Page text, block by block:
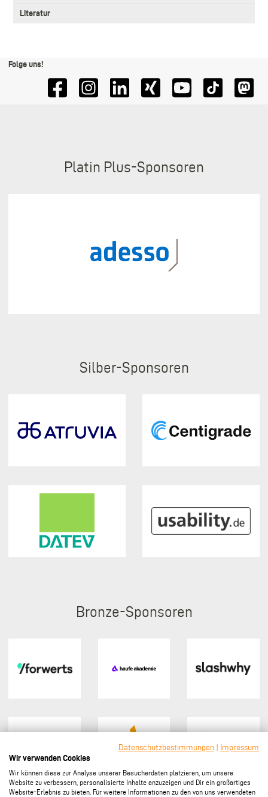
Literatur
Folge uns!
Silber
Bronze
Platin Plus
Datenschutzbestimmungen
Impressum
Wir verwenden Cookies
Wir können diese zur Analyse unserer Besucherdaten platzieren, um unsere
Website zu verbessern, personalisierte Inhalte anzuzeigen und Dir ein großartiges
Website-Erlebnis zu bieten. Für weitere Informationen zu den von uns verwendeten